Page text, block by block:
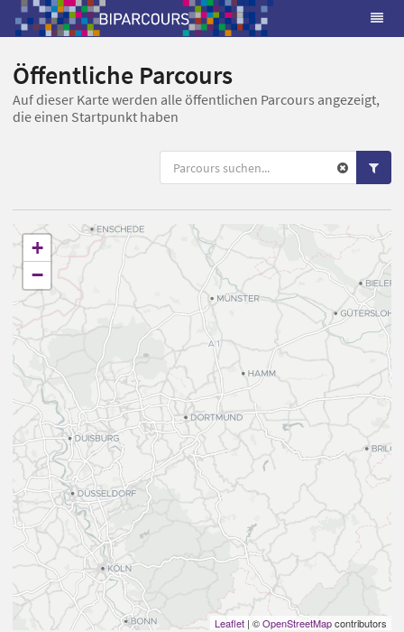
Öffentliche Parcours
Auf dieser Karte werden alle öffentlichen Parcours angezeigt,
die einen Startpunkt haben
+
−
Leaflet | ©OpenStreetMapcontributors